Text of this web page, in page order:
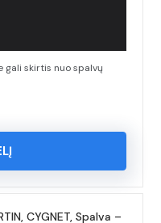
gali skirtis nuo spalvų
CYGNET, Spalva –